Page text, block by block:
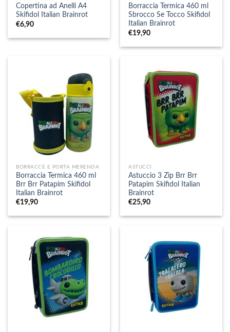
Copertina ad Anelli A4
Skifidol Italian Brainrot
€6,90
Borraccia Termica 460 ml
Sbrocco Se Tocco Skifidol
Italian Brainrot
€19,90
BORRACCE E PORTA MERENDA
Borraccia Termica 460 ml
Brr Brr Patapim Skifidol
Italian Brainrot
€19,90
ASTUCCI
Astuccio 3 Zip Brr Brr
Patapim Skifidol Italian
Brainrot
€25,90